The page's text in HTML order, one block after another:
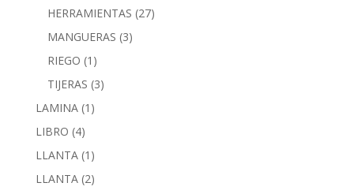
HERRAMIENTAS (27)
MANGUERAS (3)
RIEGO (1)
TIJERAS (3)
LAMINA (1)
LIBRO (4)
LLANTA (1)
LLANTA (2)